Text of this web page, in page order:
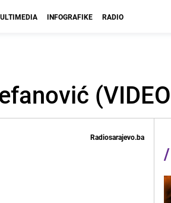
INFOGRAFIKE RADIO
Radiosarajevo.ba
/